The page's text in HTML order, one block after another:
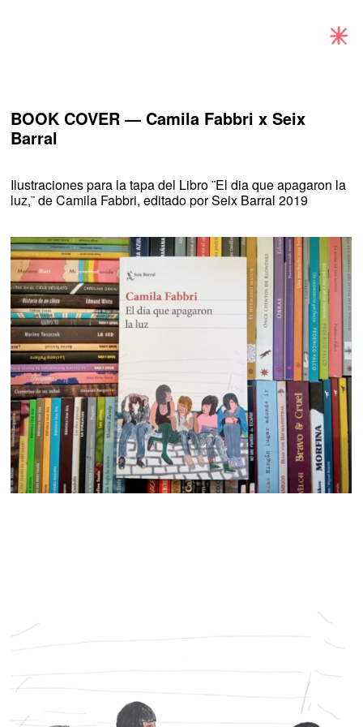
Projects and Commissions
Works
Bio
Archive
Español
BOOK COVER ­— Camila Fabbri x Seix
Barral
Ilustraciones para la tapa del Libro ¨El dia que apagaron la
luz,¨ de Camila Fabbri, editado por Seix Barral 2019